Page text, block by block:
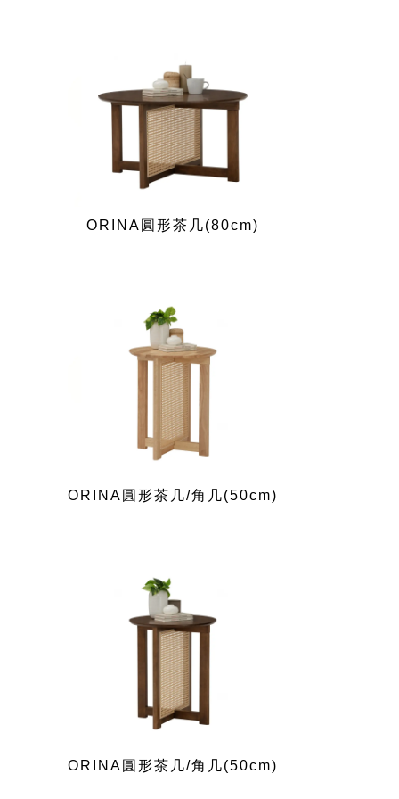
ORINA圓形茶几(80cm)
ORINA圓形茶几/角几(50cm)
ORINA圓形茶几/角几(50cm)